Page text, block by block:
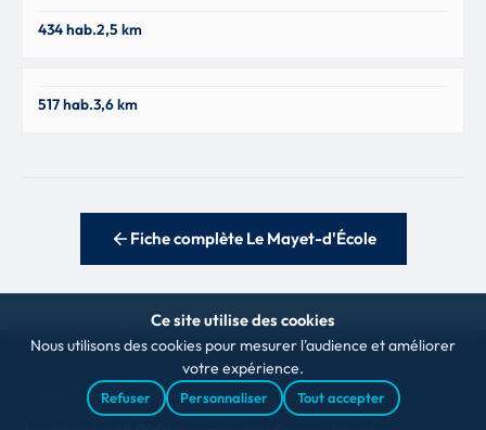
03140
434 hab.2,5 km
03800
517 hab.3,6 km
Fiche complète Le Mayet-d'École
VILLAGES FRANÇAIS
Ce site utilise des cookies
Nous utilisons des cookies pour mesurer l'audience et améliorer
votre expérience.
Refuser Personnaliser Tout accepter